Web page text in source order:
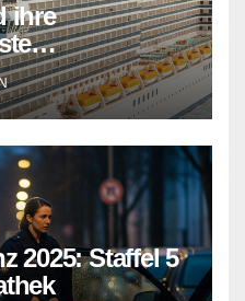
ihre
neue
2025: Staffel 5